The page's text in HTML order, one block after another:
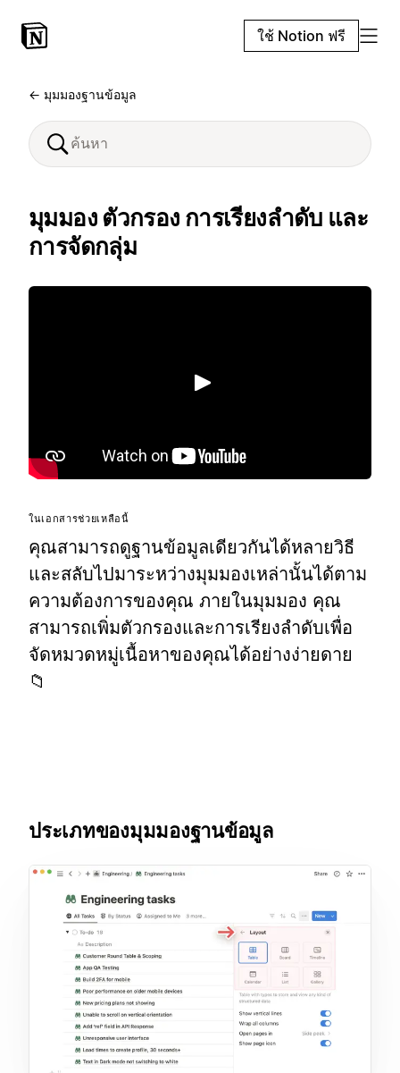
ใช้ Notion ฟรี
← มุมมองฐานข้อมูล
มุมมอง ตัวกรอง การเรียงลำดับ และ
การจัดกลุ่ม
เล่น
ในเอกสารช่วยเหลือนี้
คุณสามารถดูฐานข้อมูลเดียวกันได้หลายวิธี
และสลับไปมาระหว่างมุมมองเหล่านั้นได้ตาม
ความต้องการของคุณ ภายในมุมมอง คุณ
สามารถเพิ่มตัวกรองและการเรียงลำดับเพื่อ
จัดหมวดหมู่เนื้อหาของคุณได้อย่างง่ายดาย
📁
ประเภทของมุมมองฐานข้อมูล